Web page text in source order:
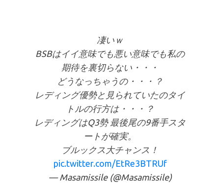
凄いｗ
BSBはイイ意味でも悪い意味でも私の
期待を裏切らない・・・
どうなっちゃうの・・・？
レディング優勢と見られていたのタイ
トルの行方は・・・？
レディングはQ3勢 最後尾の9番手スタ
ートが確実。
ブルックス大チャンス！
pic.twitter.com/EtRe3BTRUf
— Masamissile (@Masamissile)